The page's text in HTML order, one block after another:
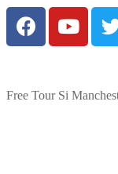
Free Tour Si